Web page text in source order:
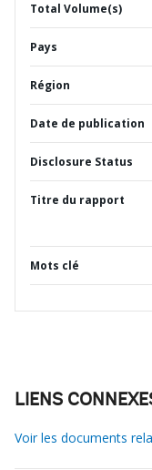
Total Volume(s)
Pays
Région
Date de publication
Disclosure Status
Titre du rapport
Mots clé
LIENS
Voir les documents